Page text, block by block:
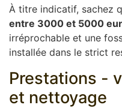
À titre indicatif, sachez
entre 3000 et 5000
irréprochable et une
installée dans le strict
Prestations -
et nettoyage